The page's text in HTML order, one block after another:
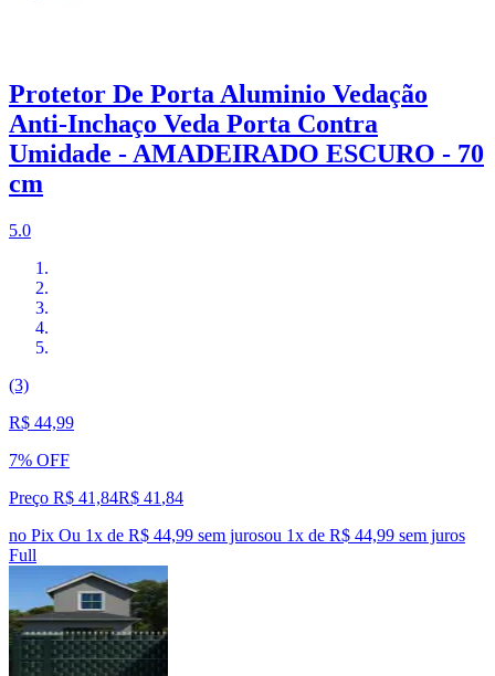
Protetor De Porta Aluminio Vedação
Anti-Inchaço Veda Porta Contra
Umidade - AMADEIRADO ESCURO - 70
cm
5.0
(3)
R$ 44,99
7% OFF
Preço R$ 41,84R$ 41 ,84
no Pix Ou 1x de R$ 44,99 sem jurosou 1x de R$ 44,99 sem juros
Full